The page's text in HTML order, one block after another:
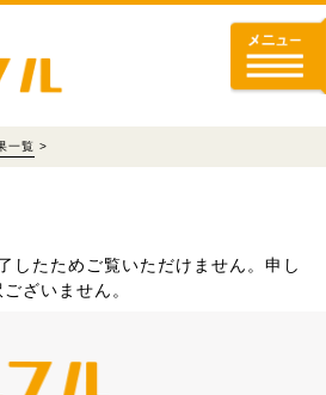
一覧 >
したためご覧いただけません。申し
ございません。